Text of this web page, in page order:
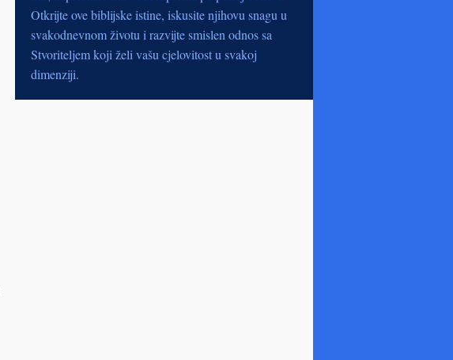
Otkrijte ove biblijske istine, iskusite njihovu snagu u
svakodnevnom životu i razvijte smislen odnos sa
Stvoriteljem koji želi vašu cjelovitost u svakoj
dimenziji.